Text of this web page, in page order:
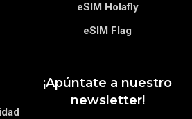
¡Apúntate a nuestro
newsletter!
eSIM Holafly
eSIM Flag